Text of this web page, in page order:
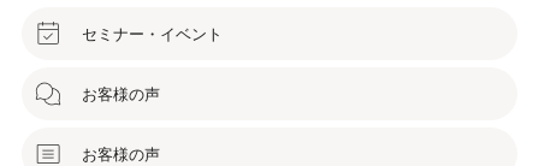
セミナー・イベント
お客様の声
お客様の声